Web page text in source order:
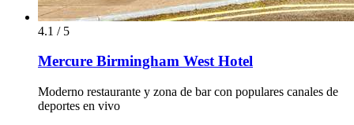
4.1 / 5
Mercure Birmingham West Hotel
Moderno restaurante y zona de bar con populares canales de
deportes en vivo